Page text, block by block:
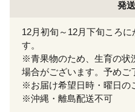
発
12月初旬～12月下旬ころ
す。
※青果物のため、生育の状
場合がございます。予めご
※お届け希望日時・曜日の
※沖縄・離島配送不可